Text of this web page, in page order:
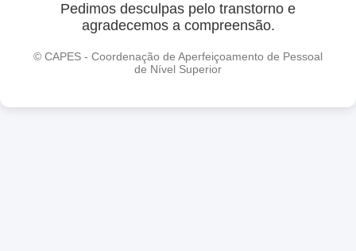
Pedimos desculpas pelo transtorno e
agradecemos a compreensão.
© CAPES - Coordenação de Aperfeiçoamento de Pessoal
de Nível Superior